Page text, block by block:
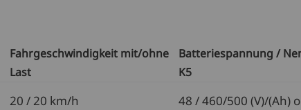
Fahrgeschwindigkeit mit/ohne
Last
Batteriespannung /
K5
20 / 20 km/h 48 / 460/500 (V)/(Ah)